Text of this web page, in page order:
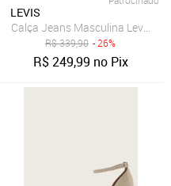
Mom Luna Azul
LEVIS
Calça Jeans Masculina Levis
R$339,90 - 26%
R$249,99 no Pix